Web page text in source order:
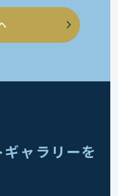
ャラリーを